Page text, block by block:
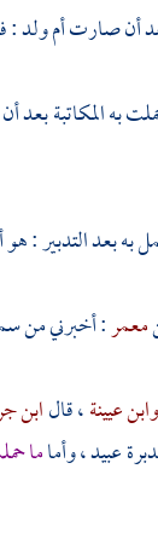
أن صارت أم ولد
به المكاتبة بعد
به بعد التدبير :
معمر: أخبرني من
وابن عيينة، قالابن
عبيد ، وأماما